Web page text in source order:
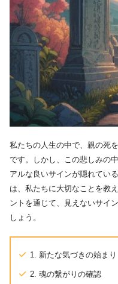
私たちの人生の中で、親の死
です。しかし、この悲しみの
アルな良いサインが隠れてい
は、私たちに大切なことを教
ントを通じて、見えないサイ
しょう。
1. 新たな気づきの始まり
2. 魂の繋がりの確認